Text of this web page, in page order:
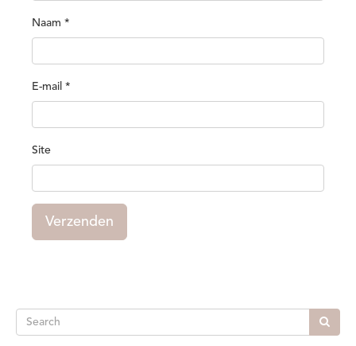
Naam *
E-mail *
Site
Verzenden
Search